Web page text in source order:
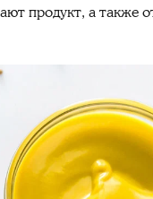
продукт, а также